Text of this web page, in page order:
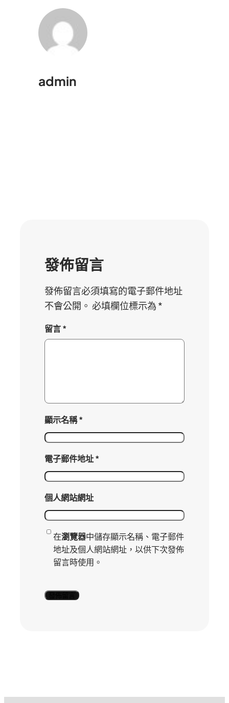
admin
發佈留言
發佈留言必須填寫的電子郵件地址
不會公開。 必填欄位標示為 *
留言*
顯示名稱*
電子郵件地址*
個人網站網址
在瀏覽器中儲存顯示名稱、電子郵件
地址及個人網站網址，以供下次發佈
留言時使用。